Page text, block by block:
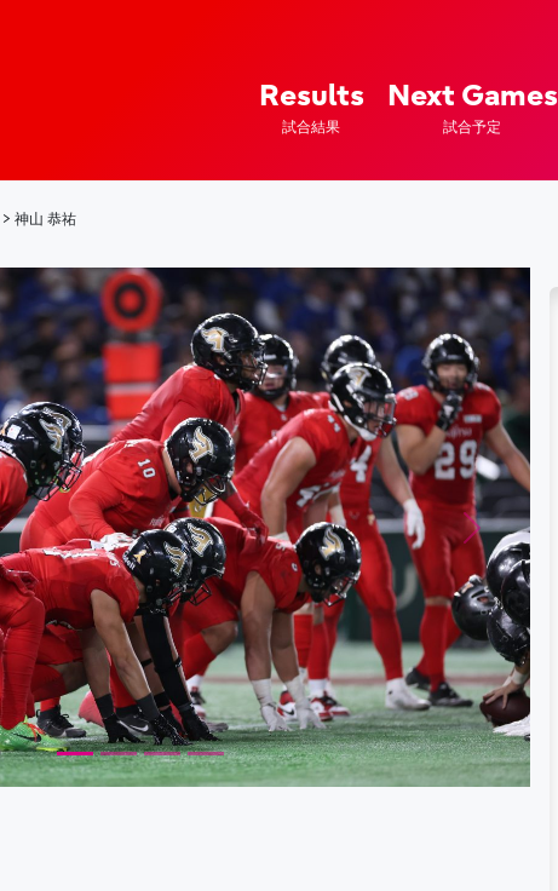
Results
試合結果
Next Games
試合予定
> 神山 恭祐
Next